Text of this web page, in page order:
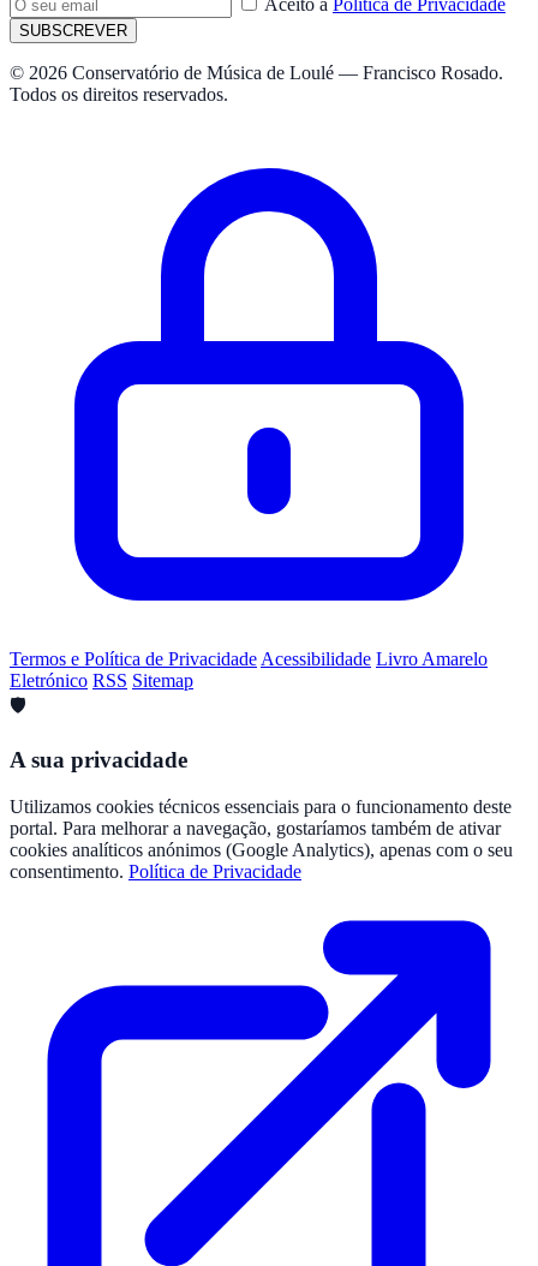
Aceito a Política de Privacidade
SUBSCREVER
© 2026 Conservatório de Música de Loulé — Francisco Rosado.
Todos os direitos reservados.
Termos e Política de PrivacidadeAcessibilidade Livro Amarelo
Eletrónico RSS Sitemap
🛡️
A sua privacidade
Utilizamos cookies técnicos essenciais para o funcionamento deste
portal. Para melhorar a navegação, gostaríamos também de ativar
cookies analíticos anónimos (Google Analytics), apenas com o seu
consentimento. Política de Privacidade